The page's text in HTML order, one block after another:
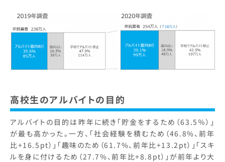
高校生のアルバイトの目的
アルバイトの目的は昨年に続き「貯金をするため（63.5％）」
が最も高かった。一方、「社会経験を積むため（46.8%、前年
比+16.5pt）」「趣味のため（61.7%、前年比+13.2pt）」「スキ
ルを身に付けるため（27.7%、前年比+8.8pt）」が前年より大